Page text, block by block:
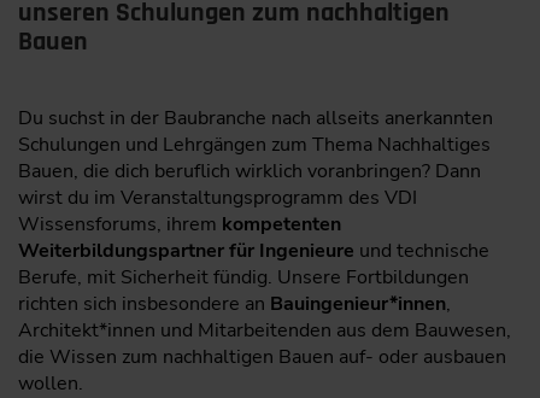
unseren Schulungen zum nachhaltigen
Bauen
Du suchst in der Baubranche nach allseits anerkannten
Schulungen und Lehrgängen zum Thema Nachhaltiges
Bauen, die dich beruflich wirklich voranbringen? Dann
wirst du im Veranstaltungsprogramm des VDI
Wissensforums, ihrem kompetenten
Weiterbildungspartner für Ingenieure und technische
Berufe, mit Sicherheit fündig. Unsere Fortbildungen
richten sich insbesondere an Bauingenieur*innen,
Architekt*innen und Mitarbeitenden aus dem Bauwesen,
die Wissen zum nachhaltigen Bauen auf- oder ausbauen
wollen.